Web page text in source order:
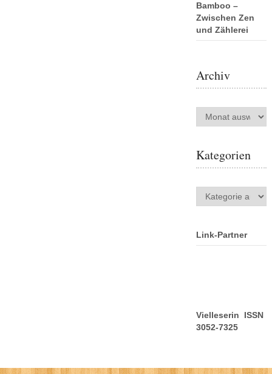
Bamboo –
Zwischen Zen
und Zählerei
Archiv
Archiv
Kategorien
Kategorien
Link-Partner
Vielleserin ISSN
3052-7325